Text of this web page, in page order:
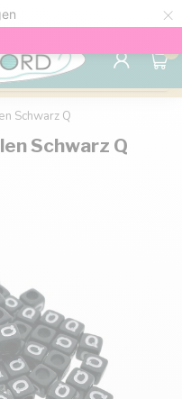
×
150 €
0
Schwarz Q
Schwarz Q